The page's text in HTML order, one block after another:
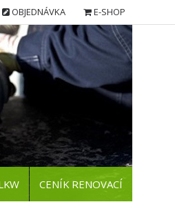
OBJEDNÁVKA E-SHOP
CENÍK RENOVACÍ